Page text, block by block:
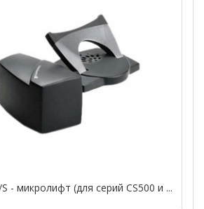
- микролифт (для серий CS500 и ...